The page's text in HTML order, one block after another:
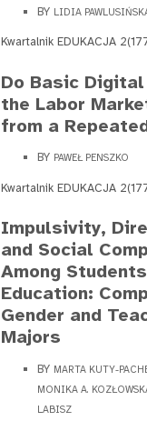
BY LIDIA
Kwartalnik EDUKACJA
Do Basic
the Labor
from a
BY PAWEŁ PENSZKO
Kwartalnik EDUKACJA
Impulsivity,
and Social
Among
Education:
Gender and
Majors
BY MARTA KUTY-
MONIKA A.
LABISZ